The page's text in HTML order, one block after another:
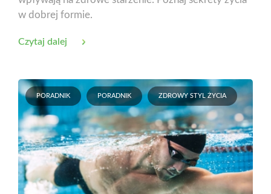
w dobrej formie.
Czytaj dalej
PORADNIK PORADNIK ZDROWY STYL ŻYCIA